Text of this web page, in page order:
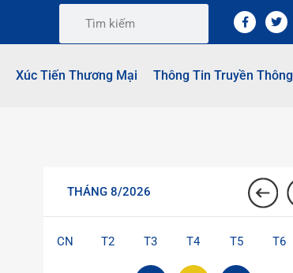
Xúc Tiến Thương Mại Thông Tin Truyền Thông
THÁNG 8/2026
CN T2 T3 T4 T5 T6